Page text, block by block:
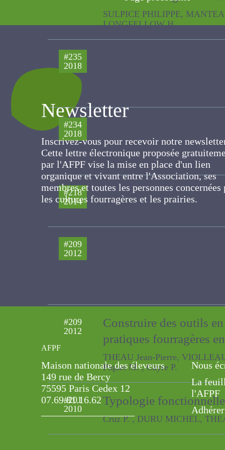
suivis d'élevages
#235
2018
#234
2018
Dialog’Alpes : Un
exploitations d’élevage
THEAU Jean-Pierre, Pauthenet Y. ,
#218
2014 Evaluation des
van den Pol-van Dasselaar A. ,
#209
2012
Production et valeur
#209
2012
Construire des outils
pratiques fourragères
THEAU Jean-Pierre, VIOLLEAU
#201
2010 Typologie
Cruz P. , DURU MICHEL, THEAU
Newsletter
Inscrivez-vous pour recevoir notre
Cette lettre électronique proposée
gratuitement par l'AFPF vise la mise en
d'un lien organique et vivant entre
l'Association, ses membres et toutes les
personnes concernées par les cultures
fourragères et les prairies.
AFPF
Maison nationale des éleveurs
149 rue de Bercy
75595 Paris Cedex 12
07.69.81.16.62
Nous
La
l'AFPF